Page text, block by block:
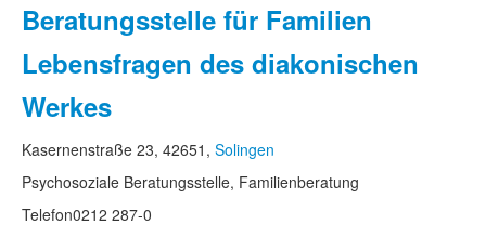
Beratungsstelle für Familien
Lebensfragen des diakonischen
Werkes
Kasernenstraße 23, 42651, Solingen
Psychosoziale Beratungsstelle, Familienberatung
Telefon0212 287-0